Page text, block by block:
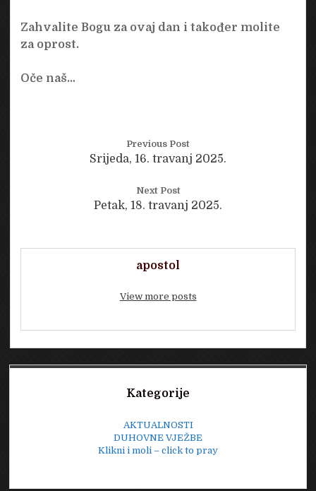
Zahvalite Bogu za ovaj dan i također molite
za oprost.
Oče naš…
Previous Post
Srijeda, 16. travanj 2025.
Next Post
Petak, 18. travanj 2025.
apostol
View more posts
Kategorije
AKTUALNOSTI
DUHOVNE VJEŽBE
Klikni i moli – click to pray